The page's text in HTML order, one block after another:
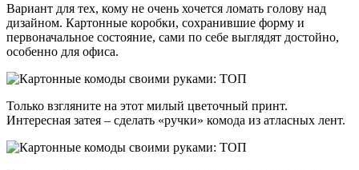
Вариант для тех, кому не очень хочется ломать голову над
дизайном. Картонные коробки, сохранившие форму и
первоначальное состояние, сами по себе выглядят достойно,
особенно для офиса.
Только взгляните на этот милый цветочный принт.
Интересная затея – сделать «ручки» комода из атласных лент.